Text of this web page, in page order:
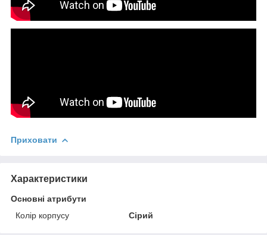
Приховати
Характеристики
Основні атрибути
Колір корпусу
Сірий